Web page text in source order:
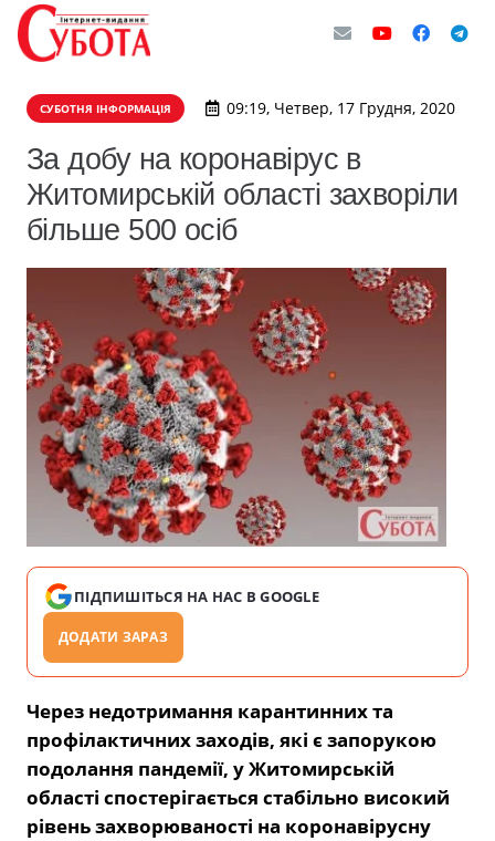
СУБОТНЯ ІНФОРМАЦІЯ 09:19, Четвер, 17 Грудня, 2020
За добу на коронавірус в
Житомирській області захворіли
більше 500 осіб
ПІДПИШІТЬСЯ НА НАС В GOOGLE
ДОДАТИ ЗАРАЗ
Через недотримання карантинних та
профілактичних заходів, які є запорукою
подолання пандемії, у Житомирській
області спостерігається стабільно високий
рівень захворюваності на коронавірусну